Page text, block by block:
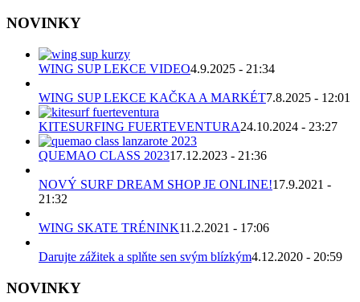
NOVINKY
WING SUP LEKCE VIDEO4.9.2025 - 21:34
WING SUP LEKCE KAČKA A MARKÉT7.8.2025 - 12:01
KITESURFING FUERTEVENTURA24.10.2024 - 23:27
QUEMAO CLASS 202317.12.2023 - 21:36
NOVÝ SURF DREAM SHOP JE ONLINE!17.9.2021 -
21:32
WING SKATE TRÉNINK11.2.2021 - 17:06
Darujte zážitek a splňte sen svým blízkým4.12.2020 - 20:59
NOVINKY